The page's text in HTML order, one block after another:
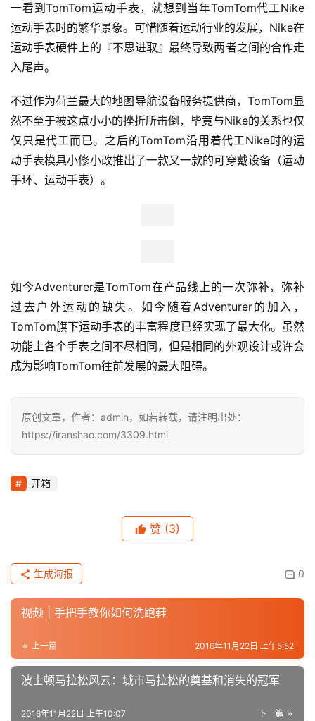
一看到TomTom运动手表，就想到当年TomTom代工Nike
运动手表时的繁华景象。可惜随着运动行业的发展，Nike在
运动手表硬件上的『不思进取』最终导致两者之间的合作走
入尾声。
不过作为荷兰最大的地图导航设备服务提供商，TomTom显
然不至于被这点小小的挫折所击倒，毕竟与Nike的关系也仅
仅只是代工而已。之后的TomTom沿用着代工Nike时的运
动手表模具小修小改推出了一款又一款的可穿戴设备（运动
手环、运动手表）。
如今Adventurer是TomTom在产品线上的一次弥补，弥补
过去户外运动的缺失。如今随着Adventurer的加入，
TomTom旗下运动手表的丰富程度已经实现了最大化。虽然
功能上各个手表之间不尽相同，但是相同的外观设计或许会
成为影响TomTom往前发展的最大阻碍。
原创文章，作者：admin，如若转载，请注明出处：
https://iranshao.com/3309.html
开箱
赞 (3)
0
生成海报
视频 | 手把手教你如何洗跑鞋
上一篇 2016年11月22日 上午5:52
波士顿马拉松风云：城市马拉松的奠基和消失的冠军
下一篇
2016年11月22日 上午10:07